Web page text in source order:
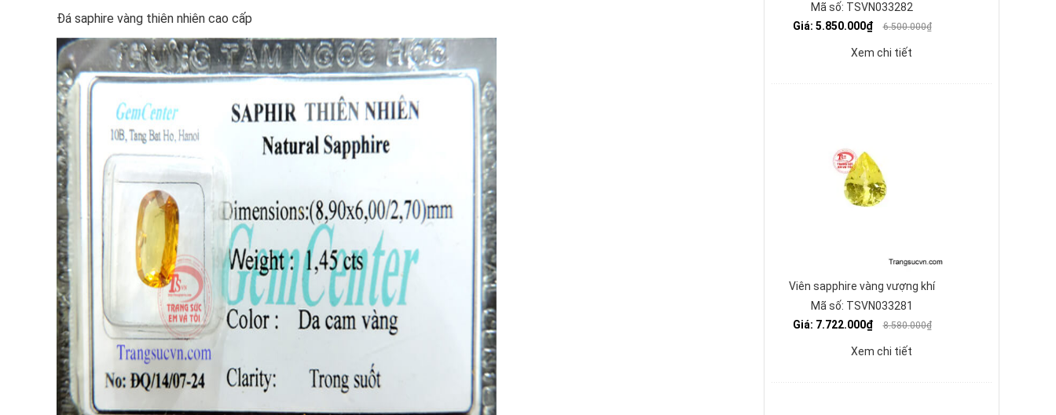
Đá saphire vàng thiên nhiên cao cấp
Mã số: TSVN033282
Giá: 5.850.000₫
6.500.000₫
Xem chi tiết
Viên sapphire vàng vượng khí
Mã số: TSVN033281
Giá: 7.722.000₫
8.580.000₫
Xem chi tiết